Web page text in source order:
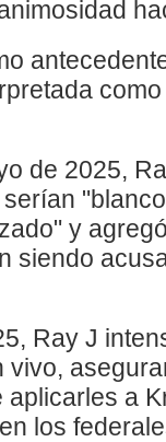
de 2025,
y
siendo
Ray J
a
los